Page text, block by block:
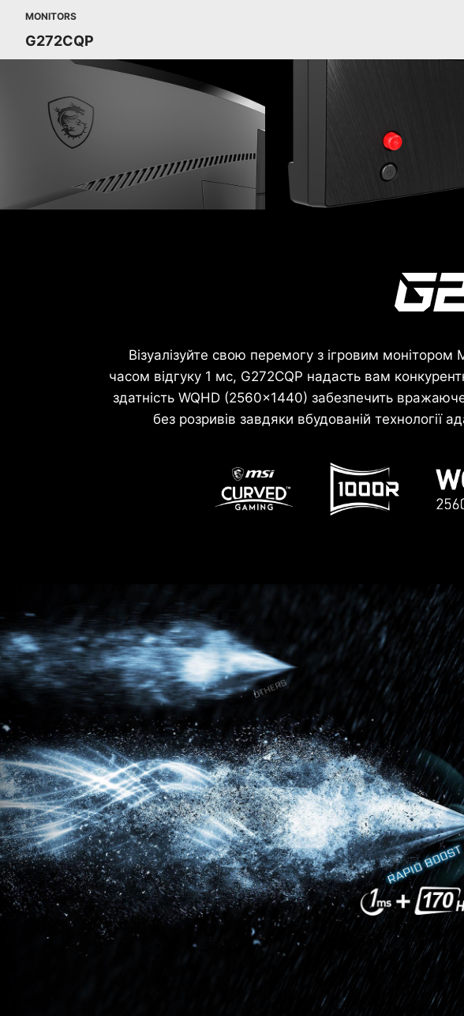
MONITORS
G272CQP
Візуалізуйте свою перемогу з ігровим
часом відгуку 1 мс, G272CQP надасть вам
здатність WQHD (2560x1440) забезпечить
без розривів завдяки вбудованій технології